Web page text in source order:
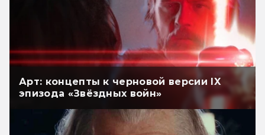
Арт: концепты к черновой версии IX
эпизода «Звёздных войн»